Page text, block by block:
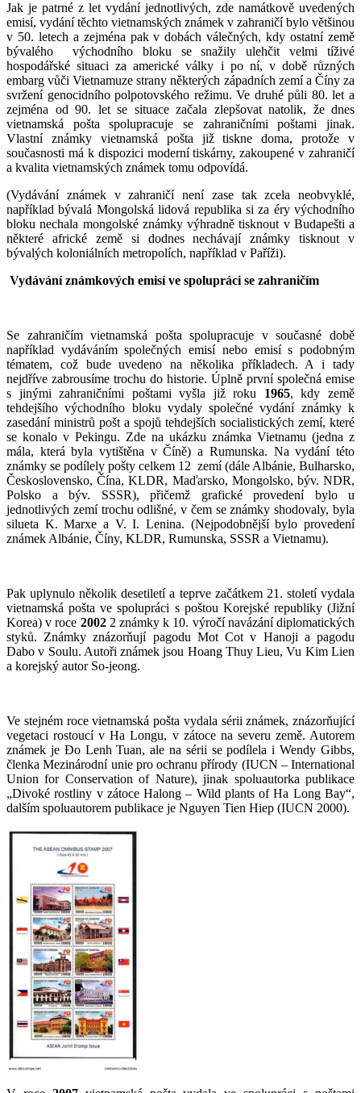
Jak je patrné z let vydání jednotlivých, zde namátkově uvedených
emisí, vydání těchto vietnamských známek v zahraničí bylo většinou
v 50. letech a zejména pak v dobách válečných, kdy ostatní země
bývalého východního bloku se snažily ulehčit velmi tíživé
hospodářské situaci za americké války i po ní, v době různých
embarg vůči Vietnamuze strany některých západních zemí a Číny za
svržení genocidního polpotovského režimu. Ve druhé půli 80. let a
zejména od 90. let se situace začala zlepšovat natolik, že dnes
vietnamská pošta spolupracuje se zahraničními poštami jinak.
Vlastní známky vietnamská pošta již tiskne doma, protože v
současnosti má k dispozici moderní tiskárny, zakoupené v zahraničí
a kvalita vietnamských známek tomu odpovídá.
(Vydávání známek v zahraničí není zase tak zcela neobvyklé,
například bývalá Mongolská lidová republika si za éry východního
bloku nechala mongolské známky výhradně tisknout v Budapešti a
některé africké země si dodnes nechávají známky tisknout v
bývalých koloniálních metropolích, například v Paříži).
Vydávání známkových emisí ve spolupráci se zahraničím
Se zahraničím vietnamská pošta spolupracuje v současné době
například vydáváním společných emisí nebo emisí s podobným
tématem, což bude uvedeno na několika příkladech. A i tady
nejdříve zabrousíme trochu do historie. Úplně první společná emise
s jinými zahraničními poštami vyšla již roku 1965, kdy země
tehdejšího východního bloku vydaly společné vydání známky k
zasedání ministrů pošt a spojů tehdejších socialistických zemí, které
se konalo v Pekingu. Zde na ukázku známka Vietnamu (jedna z
mála, která byla vytištěna v Číně) a Rumunska. Na vydání této
známky se podílely pošty celkem 12 zemí (dále Albánie, Bulharsko,
Československo, Čína, KLDR, Maďarsko, Mongolsko, býv. NDR,
Polsko a býv. SSSR), přičemž grafické provedení bylo u
jednotlivých zemí trochu odlišné, v čem se známky shodovaly, byla
silueta K. Marxe a V. I. Lenina. (Nejpodobnější bylo provedení
známek Albánie, Číny, KLDR, Rumunska, SSSR a Vietnamu).
Pak uplynulo několik desetiletí a teprve začátkem 21. století vydala
vietnamská pošta ve spolupráci s poštou Korejské republiky (Jižní
Korea) v roce 2002 2 známky k 10. výročí navázání diplomatických
styků. Známky znázorňují pagodu Mot Cot v Hanoji a pagodu
Dabo v Soulu. Autoři známek jsou Hoang Thuy Lieu, Vu Kim Lien
a korejský autor So-jeong.
Ve stejném roce vietnamská pošta vydala sérii známek, znázorňující
vegetaci rostoucí v Ha Longu, v zátoce na severu země. Autorem
známek je Ðo Lenh Tuan, ale na sérii se podílela i Wendy Gibbs,
členka Mezinárodní unie pro ochranu přírody (IUCN – International
Union for Conservation of Nature), jinak spoluautorka publikace
„Divoké rostliny v zátoce Halong – Wild plants of Ha Long Bay“,
dalším spoluautorem publikace je Nguyen Tien Hiep (IUCN 2000).